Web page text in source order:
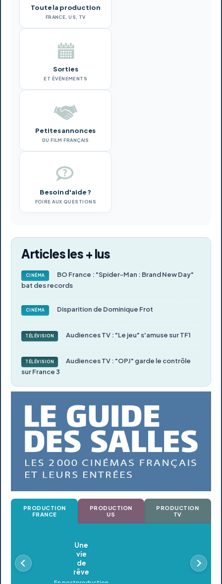
Toute la production
FRANCE, US, TV
Sorties
ET ÉVÉNEMENTS
Petites annonces
DU FILM FRANÇAIS
Besoin d'aide ?
FOIRE AUX QUESTIONS
Articles les + lus
CINÉMA
BO France : "Spider-Man : Brand New Day"
bat des records
CINÉMA Disparition de Dominique Frot
TÉLÉVISION Audiences TV : "Le jeu" s'amuse sur TF1
TÉLÉVISION
Audiences TV : "OPJ" garde le contrôle
sur France 3
PRODUCTION
FRANCE
PRODUCTION
US
PRODUCTION
TV
Oldeupe
En postproduction